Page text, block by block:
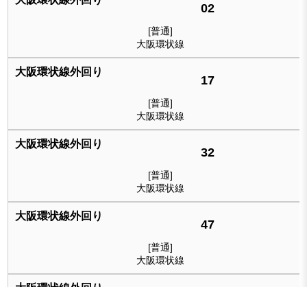
02
[普通]
大阪環状線
17
[普通]
大阪環状線
32
[普通]
大阪環状線
47
[普通]
大阪環状線